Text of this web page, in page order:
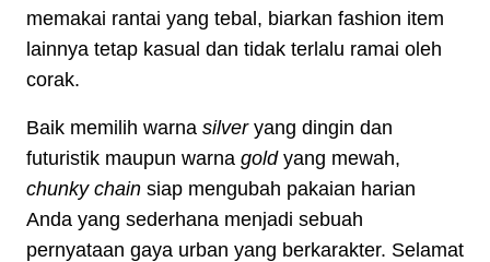
memakai rantai yang tebal, biarkan fashion item
lainnya tetap kasual dan tidak terlalu ramai oleh
corak.
Baik memilih warna silveryang dingin dan
futuristik maupun warna goldyang mewah,
chunky chain siap mengubah pakaian harian
Anda yang sederhana menjadi sebuah
pernyataan gaya urban yang berkarakter. Selamat